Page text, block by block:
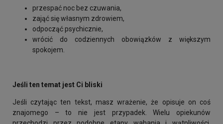
przespać noc bez czuwania,
zająć się własnym zdrowiem,
odpocząć psychicznie,
wrócić do codziennych obowiązków z większym
spokojem.
Jeśli ten temat jest Ci bliski
Jeśli czytając ten tekst, masz wrażenie, że opisuje on coś
znajomego – to nie jest przypadek. Wielu opiekunów